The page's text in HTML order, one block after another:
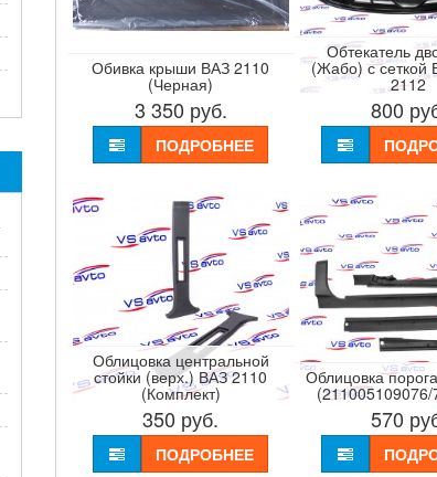
Обивка крыши ВАЗ 2110
(Черная)
3 350 руб.
ПОДРОБНЕЕ
Обтекатель
(Жабо) с сеткой
2112
800
Облицовка центральной
стойки (верх.) ВАЗ 2110
(Комплект)
350 руб.
ПОДРОБНЕЕ
Облицовка
570